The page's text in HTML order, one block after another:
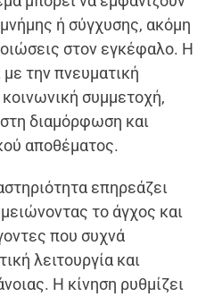
ή σύγχυσης, ακόμη
στον εγκέφαλο. Η
την πνευματική
συμμετοχή,
διαμόρφωση και
αποθέματος.
επηρεάζει
το άγχος και
που συχνά
λειτουργία και
Η κίνηση ρυθμίζει